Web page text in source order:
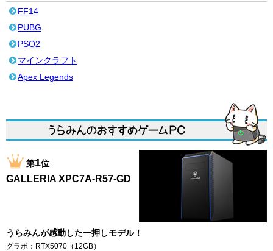
FF14
PUBG
PSO2
マインクラフト
Apex Legends
第1位
GALLERIA XPC7A-R57-GD
うらみんが感動した一押しモデル！
グラボ：RTX5070（12GB）